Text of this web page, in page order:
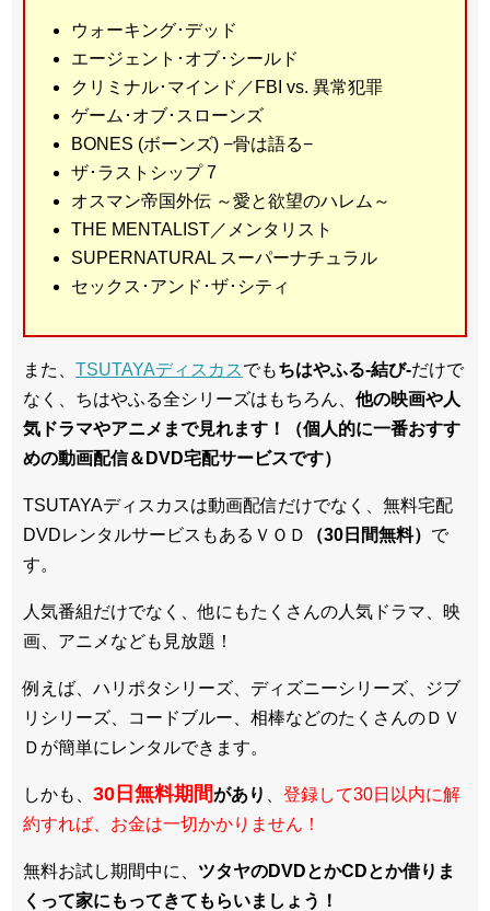
ウォーキング･デッド
エージェント･オブ･シールド
クリミナル･マインド／FBI vs. 異常犯罪
ゲーム･オブ･スローンズ
BONES (ボーンズ) −骨は語る−
ザ･ラストシップ 7
オスマン帝国外伝 ～愛と欲望のハレム～
THE MENTALIST／メンタリスト
SUPERNATURAL スーパーナチュラル
セックス･アンド･ザ･シティ
また、 TSUTAYAディスカスでもちはやふる-結び-だけで
なく、ちはやふる全シリーズはもちろん、 他の映画や人
気ドラマやアニメまで見れます！（個人的に一番おすす
めの動画配信＆DVD宅配サービスです）
TSUTAYAディスカスは動画配信だけでなく、無料宅配
DVDレンタルサービスもあるＶＯＤ
（30日間無料） で
す。
人気番組だけでなく、他にもたくさんの人気ドラマ、映
画、アニメなども見放題！
例えば、ハリポタシリーズ、ディズニーシリーズ、ジブ
リシリーズ、コードブルー、相棒などのたくさんのＤＶ
Ｄが簡単にレンタルできます。
しかも、 30日無料期間があり
登録して30日以内に解
約すれば、お金は一切かかりません！
無料お試し期間中に、 ツタヤのDVDとかCDとか借りま
くって家にもってきてもらいましょう！